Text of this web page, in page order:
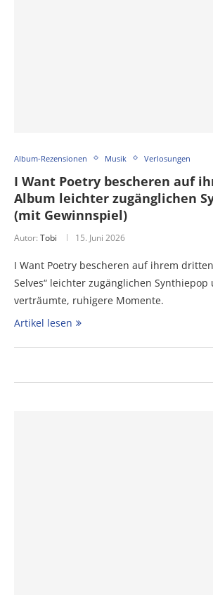
Album-Rezensionen Musik Verlosungen
I Want Poetry bescheren auf
Album leichter zugänglichen
(mit Gewinnspiel)
Autor: Tobi 15. Juni 2026
I Want Poetry bescheren auf ihrem
Selves“ leichter zugänglichen
verträumte, ruhigere Momente.
Artikel lesen